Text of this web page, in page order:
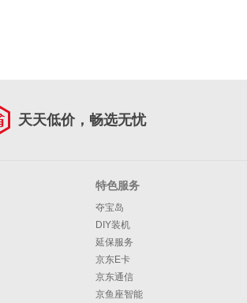
天天低价，畅选无忧
特色服务
夺宝岛
DIY装机
延保服务
京东E卡
京东通信
京鱼座智能